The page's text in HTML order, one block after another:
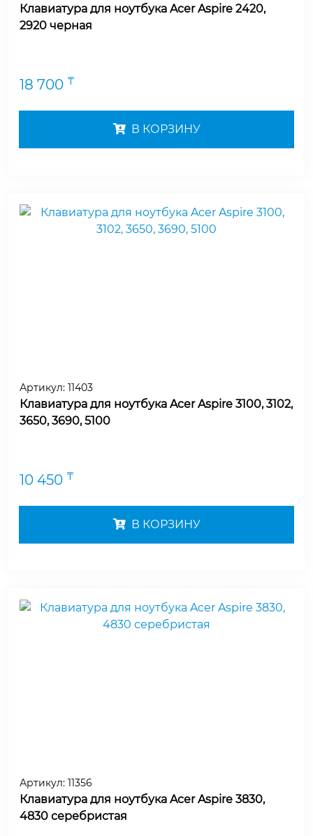
Клавиатура для ноутбука Acer Aspire 2420,
2920 черная
18 700 ₸
В КОРЗИНУ
Артикул: 11403
Клавиатура для ноутбука Acer Aspire 3100, 3102,
3650, 3690, 5100
10 450 ₸
В КОРЗИНУ
Артикул: 11356
Клавиатура для ноутбука Acer Aspire 3830,
4830 серебристая